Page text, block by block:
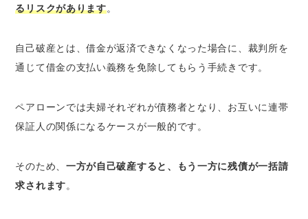
るリスクがあります。
自己破産とは、借金が返済できなくなった場合に、裁判所を
通じて借金の支払い義務を免除してもらう手続きです。
ペアローンでは夫婦それぞれが債務者となり、お互いに連帯
保証人の関係になるケースが一般的です。
そのため、 一方が自己破産すると、もう一方に残債が一括請
求されます。